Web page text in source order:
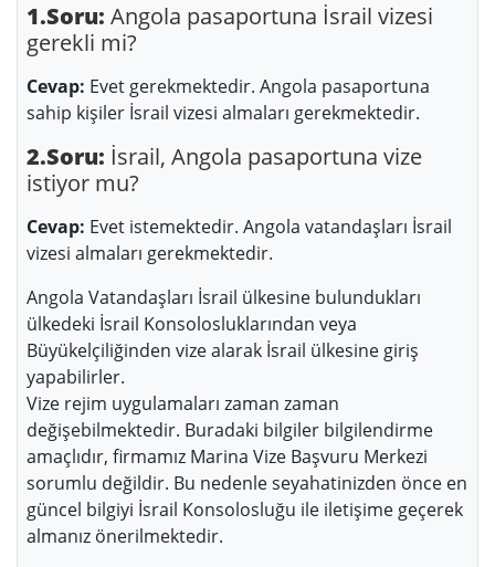
1.Soru: Angola pasaportuna İsrail vizesi
gerekli mi?
Cevap: Evet gerekmektedir. Angola pasaportuna
sahip kişiler İsrail vizesi almaları gerekmektedir.
2.Soru: İsrail, Angola pasaportuna vize
istiyor mu?
Cevap: Evet istemektedir. Angola vatandaşları İsrail
vizesi almaları gerekmektedir.
Angola Vatandaşları İsrail ülkesine bulundukları
ülkedeki İsrail Konsolosluklarından veya
Büyükelçiliğinden vize alarak İsrail ülkesine giriş
yapabilirler.
Vize rejim uygulamaları zaman zaman
değişebilmektedir. Buradaki bilgiler bilgilendirme
amaçlıdır, firmamız Marina Vize Başvuru Merkezi
sorumlu değildir. Bu nedenle seyahatinizden önce en
güncel bilgiyi İsrail Konsolosluğu ile iletişime geçerek
almanız önerilmektedir.